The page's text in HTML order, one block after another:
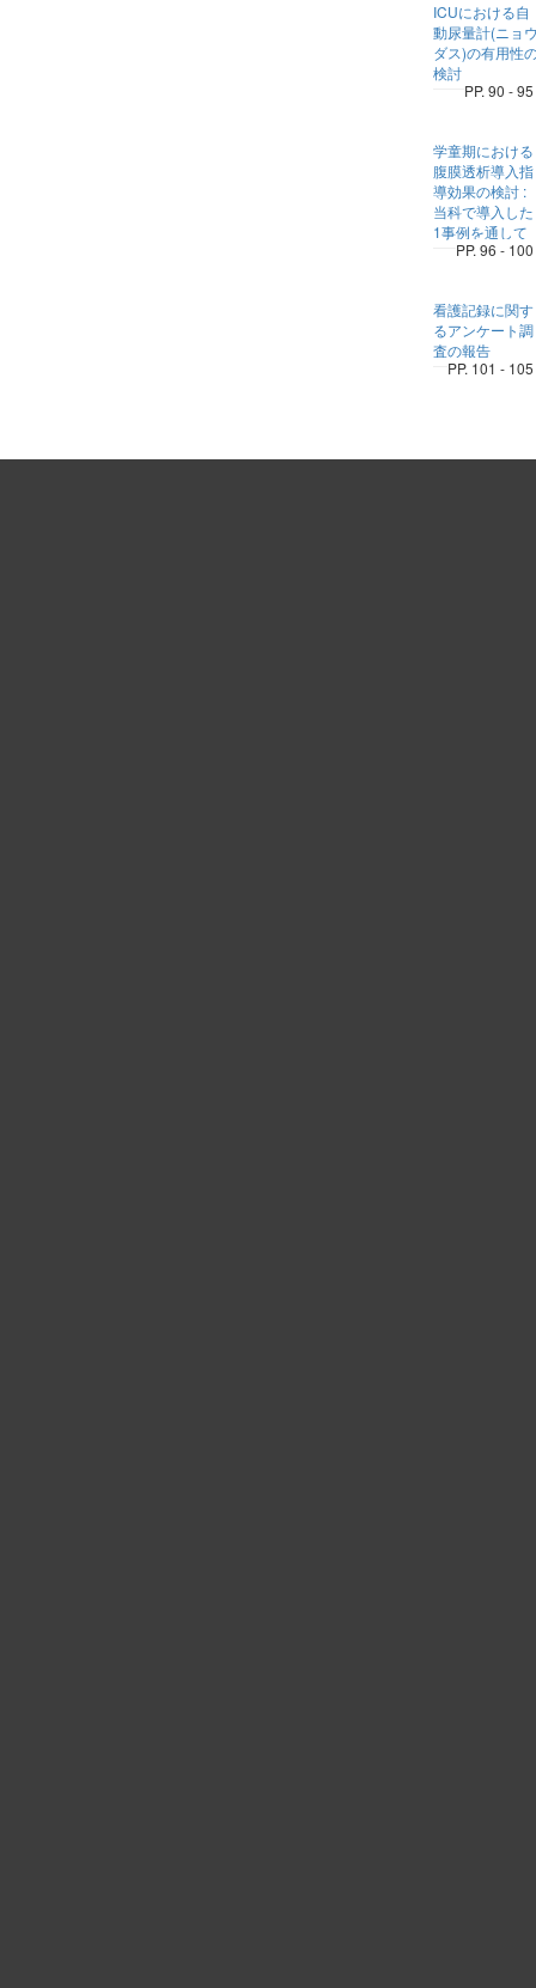
ICUにおける自
動尿量計(ニョ
ダス)の有用性
検討
PP. 90 - 95
学童期における
腹膜透析導入指
導効果の検討 :
当科で導入した
1事例を通して
PP. 96 - 100
看護記録に関す
るアンケート調
査の報告
PP. 101 - 105